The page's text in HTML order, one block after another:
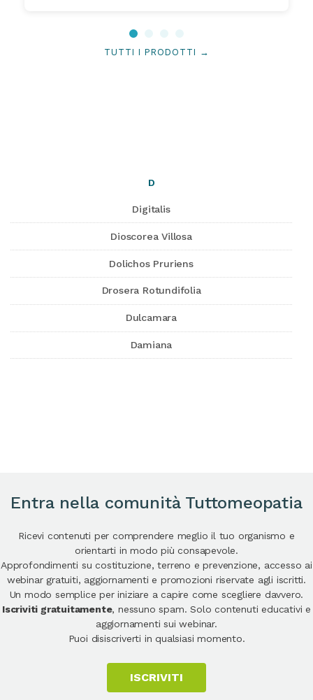
TUTTI I PRODOTTI →
D
Digitalis
Dioscorea Villosa
Dolichos Pruriens
Drosera Rotundifolia
Dulcamara
Damiana
Entra nella comunità Tuttomeopatia
Ricevi contenuti per comprendere meglio il tuo organismo e
orientarti in modo più consapevole.
Approfondimenti su costituzione, terreno e prevenzione, accesso ai
webinar gratuiti, aggiornamenti e promozioni riservate agli iscritti.
Un modo semplice per iniziare a capire come scegliere davvero.
Iscriviti gratuitamente, nessuno spam. Solo contenuti educativi e
aggiornamenti sui webinar.
Puoi disiscriverti in qualsiasi momento.
ISCRIVITI